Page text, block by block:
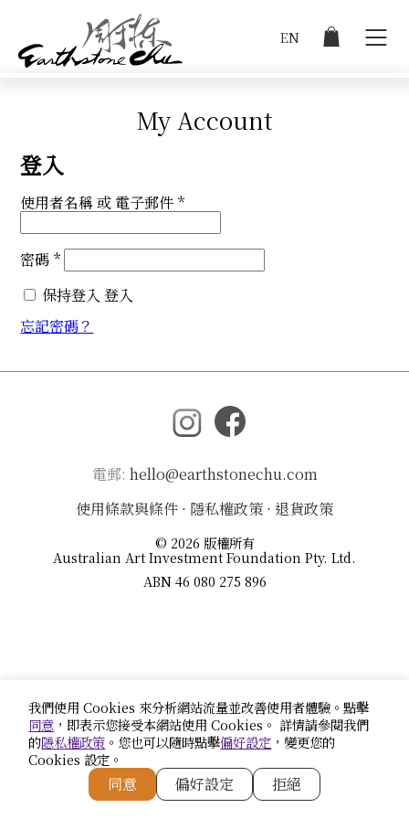
我們使用 Cookies 來分析網站流量並改善使用者體驗。點擊
同意 ，即表示您接受本網站使用 Cookies。 詳情請參閱我們
的隱私權政策 。您也可以隨時點擊偏好設定 ，變更您的
Cookies 設定。
同意 偏好設定 拒絕
EN
商店
My Account
登入
使用者名稱 或 電子郵件 *必
填
密碼 *必
填
保持登入 登入
忘記密碼？
電郵: hello@earthstonechu.com
使用條款與條件 · 隱私權政策 · 退貨政策
© 2026 版權所有
Australian Art Investment Foundation Pty. Ltd.
ABN 46 080 275 896